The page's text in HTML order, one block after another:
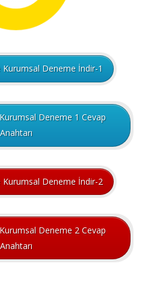
Kurumsal Deneme İndir-1
Kurumsal Deneme 1 Cevap
Anahtarı
Kurumsal Deneme İndir-2
Kurumsal Deneme 2 Cevap
Anahtarı